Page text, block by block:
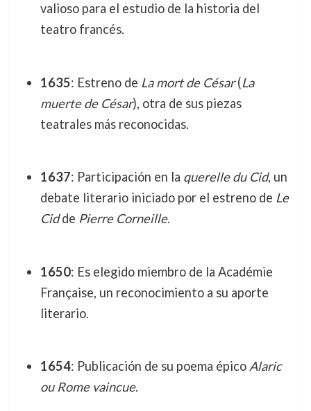
valioso para el estudio de la historia del
teatro francés.
1635: Estreno de La mort de César(La
muerte de César), otra de sus piezas
teatrales más reconocidas.
1637: Participación en la querelle du Cid, un
debate literario iniciado por el estreno de Le
Cidde Pierre Corneille.
1650: Es elegido miembro de la Académie
Française, un reconocimiento a su aporte
literario.
1654: Publicación de su poema épico Alaric
ou Rome vaincue.